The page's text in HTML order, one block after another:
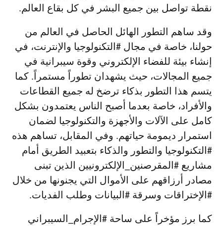
نقطة تواصل بين جميع البشر في كل بقاع العالم.
وقد ساهم التطور الهائل الحاصل في العالم من
حولنا، خاصة في مجال #التكنولوجيا والإنترنت، في
إنشاء بيئة للفضاء الإلكتروني وقوة سيبرانية في
جميع المجالات، حيث يشهدان تطوراً مستمراً. كما
يتسم هذا التطور بذكاء ترضخ له جميع القطاعات
والأفراد، خاصة بعدما أصبح الناس يعتمدون بشكل
كامل على الآلات والأجهزة والتكنولوجيا لضمان
استمرار ديمومة حياتهم. وفي المقابل، تساهم هذه
#التكنولوجيا والتطور والذكاء بتعبيد الطريق أمام
مشاريع #المقرصنين_الإلكترونيين الذين تبنى
مصادر أرزاقهم على الأموال التي يجنونها من خلال
#الإختراقات وسرقة #البيانات وطلب الفديات.
كما برز مؤخراً على ساحة #الإجرام_السيبراني